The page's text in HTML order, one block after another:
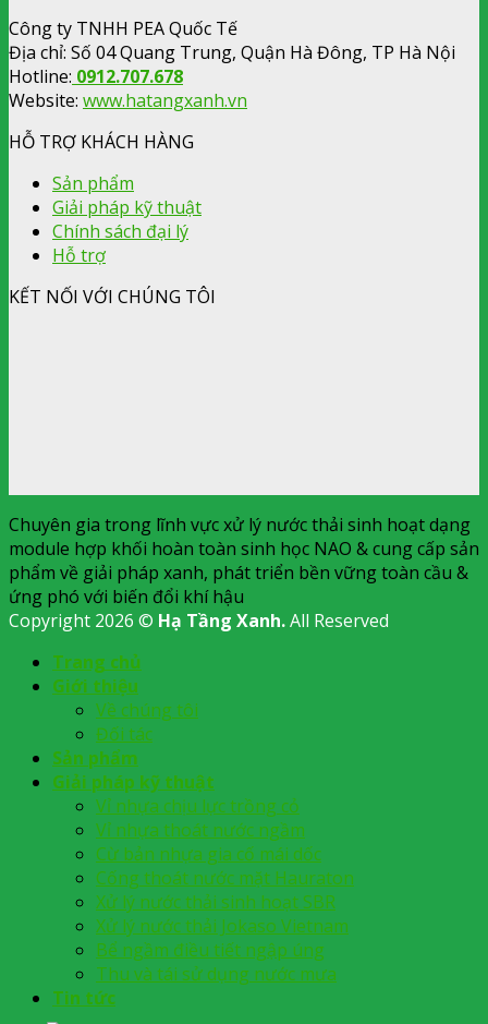
Công ty TNHH PEA Quốc Tế
Địa chỉ: Số 04 Quang Trung, Quận Hà Đông, TP Hà Nội
Hotline: 0912.707.678
Website: www.hatangxanh.vn
HỖ TRỢ KHÁCH HÀNG
Sản phẩm
Giải pháp kỹ thuật
Chính sách đại lý
Hỗ trợ
KẾT NỐI VỚI CHÚNG TÔI
Chuyên gia trong lĩnh vực xử lý nước thải sinh hoạt dạng
module hợp khối hoàn toàn sinh học NAO & cung cấp sản
phẩm về giải pháp xanh, phát triển bền vững toàn cầu &
ứng phó với biến đổi khí hậu
Copyright 2026 © Hạ Tầng Xanh.All Reserved
Trang chủ
Giới thiệu
Về chúng tôi
Đối tác
Sản phẩm
Giải pháp kỹ thuật
Vỉ nhựa chịu lực trồng cỏ
Vỉ nhựa thoát nước ngầm
Cừ bản nhựa gia cố mái dốc
Cống thoát nước mặt Hauraton
Xử lý nước thải sinh hoạt SBR
Xử lý nước thải Jokaso Vietnam
Bể ngầm điều tiết ngập úng
Thu và tái sử dụng nước mưa
Tin tức